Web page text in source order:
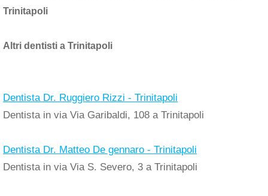
Trinitapoli
Altri dentisti a Trinitapoli
Dentista Dr. Ruggiero Rizzi - Trinitapoli
Dentista in via Via Garibaldi, 108 a Trinitapoli
Dentista Dr. Matteo De gennaro - Trinitapoli
Dentista in via Via S. Severo, 3 a Trinitapoli